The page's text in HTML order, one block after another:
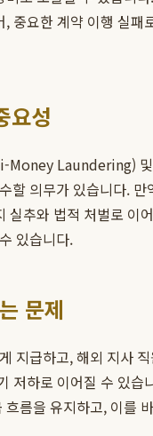
중요한 계약 이행 실
요성
Money Laundering)
할 의무가 있습니다.
실추와 법적 처벌로 이
있습니다.
문제
지급하고, 해외 지사
저하로 이어질 수 있
름을 유지하고, 이를